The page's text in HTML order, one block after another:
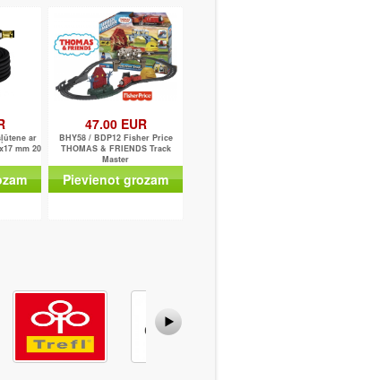
ar
mm 20
47.00 EUR
BHY58 / BDP12 Fisher Price
THOMAS & FRIENDS Track
Master
Pievienot grozam